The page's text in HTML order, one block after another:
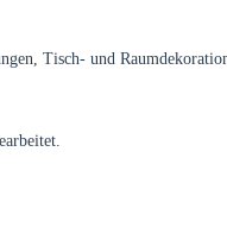
Tisch- und